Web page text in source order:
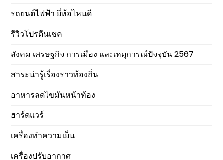
รถยนต์ไฟฟ้า ยี่ห้อไหนดี
รีวิวโปรตีนเชค
สังคม เศรษฐกิจ การเมือง และเหตุการณ์ปัจจุบัน 2567
สาระน่ารู้เรื่องราวท้องถิ่น
อาหารลดไขมันหน้าท้อง
ฮาร์ดแวร์
เครื่องทำความเย็น
เครื่องปรับอากาศ